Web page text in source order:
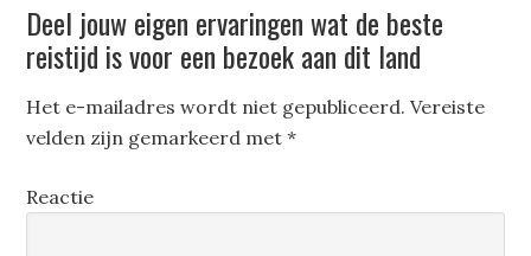
Deel jouw eigen ervaringen wat de beste
reistijd is voor een bezoek aan dit land
Het e-mailadres wordt niet gepubliceerd. Vereiste
velden zijn gemarkeerd met*
Reactie